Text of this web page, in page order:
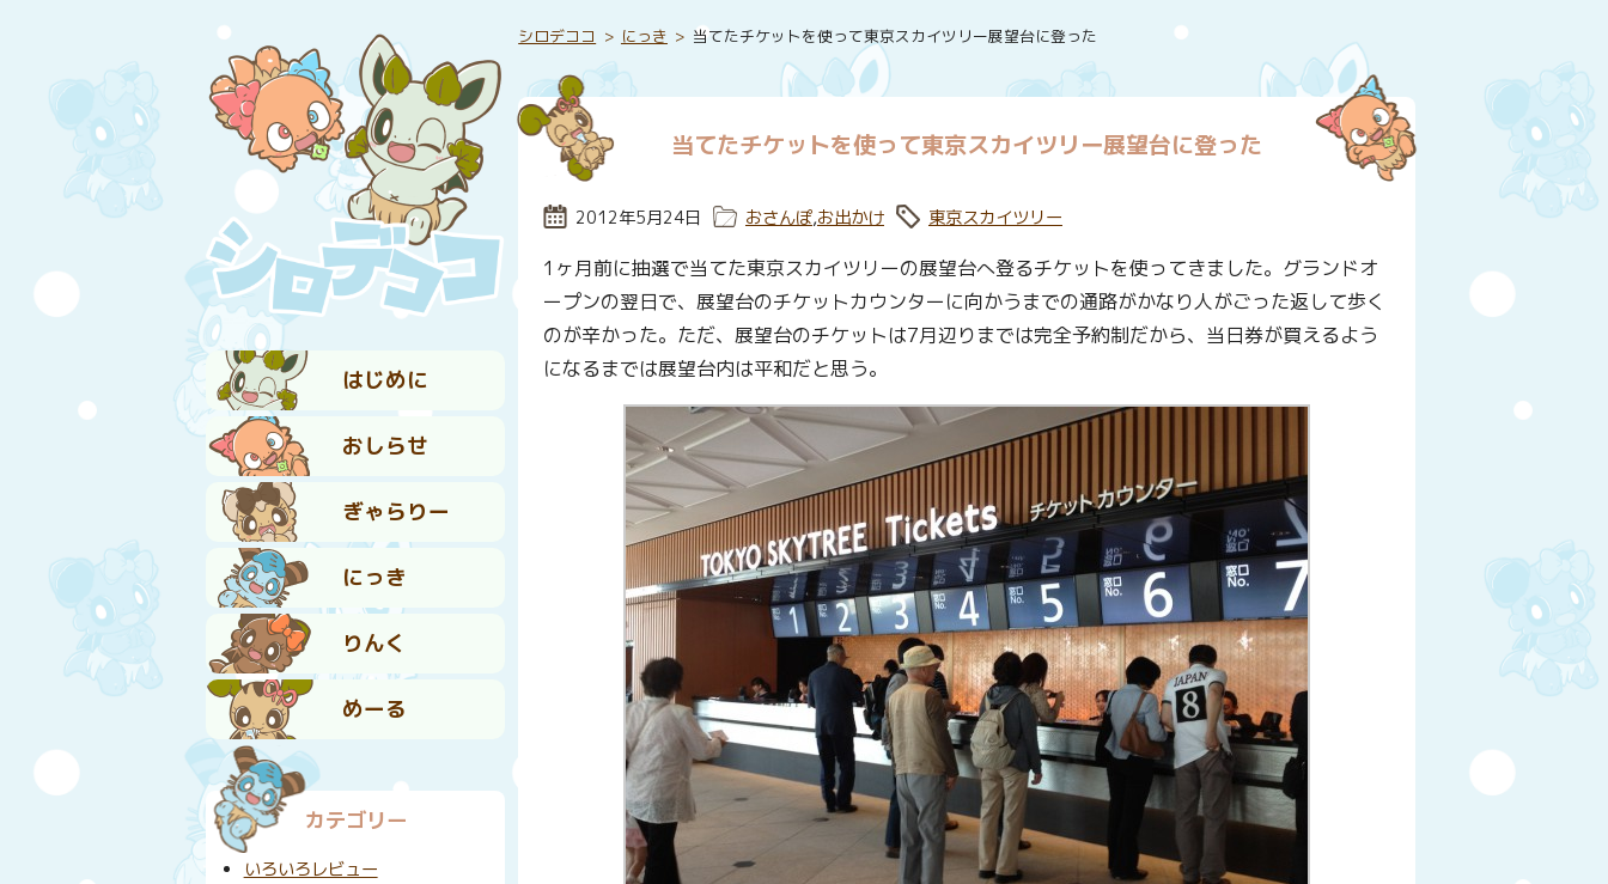
はじめに
おしらせ
ぎゃらりー
にっき
りんく
めーる
シロデココ にっき 当てたチケットを使って東京スカイツリー展望台に登った
当てたチケットを使って東京スカイツリー展望台に登った
投稿日:
2012年5月24日 カテゴリー:
おさんぽ,お出かけ タグ:
東京スカイツリー
1ヶ月前に抽選で当てた東京スカイツリーの展望台へ登るチケットを使ってきました。グランドオ
ープンの翌日で、展望台のチケットカウンターに向かうまでの通路がかなり人がごった返して歩く
のが辛かった。ただ、展望台のチケットは7月辺りまでは完全予約制だから、当日券が買えるよう
になるまでは展望台内は平和だと思う。
カテゴリー
いろいろレビュー